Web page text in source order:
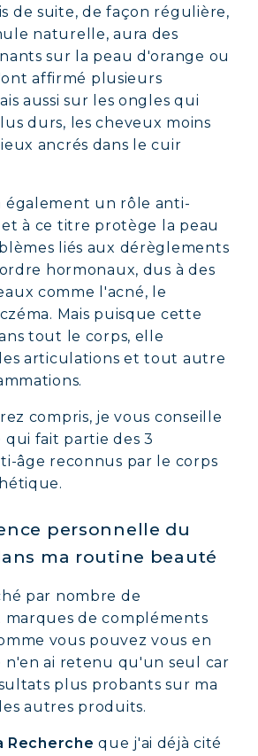
de suite, de façon régulière,
naturelle, aura des
sur la peau d'orange ou
affirmé plusieurs
aussi sur les ongles qui
durs, les cheveux moins
ancrés dans le cuir
également un rôle anti-
à ce titre protège la peau
liés aux dérèglements
hormonaux, dus à des
comme l'acné, le
Mais puisque cette
tout le corps, elle
articulations et tout autre
compris, je vous conseille
fait partie des 3
âge reconnus par le corps
personnelle du
ma routine beauté
par nombre de
marques de compléments
vous pouvez vous en
n'en ai retenu qu'un seul car
plus probants sur ma
autres produits.
Recherche que j'ai déjà cité